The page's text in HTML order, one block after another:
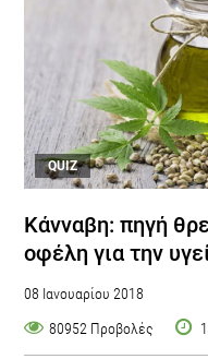
QUIZ
Κάνναβη: πηγή
οφέλη για την
08 Ιανουαρίου 2018
80952 Προβολές